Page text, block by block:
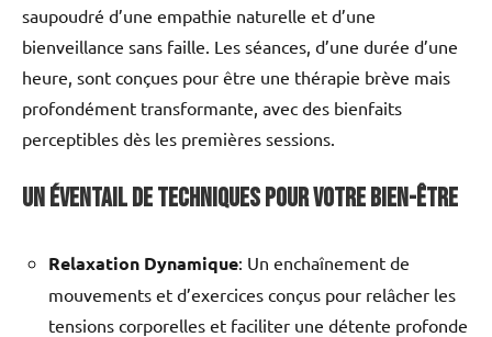
saupoudré d’une empathie naturelle et d’une
bienveillance sans faille. Les séances, d’une durée d’une
heure, sont conçues pour être une thérapie brève mais
profondément transformante, avec des bienfaits
perceptibles dès les premières sessions.
Un éventail de techniques pour votre bien-être
Relaxation Dynamique: Un enchaînement de
mouvements et d’exercices conçus pour relâcher les
tensions corporelles et faciliter une détente profonde